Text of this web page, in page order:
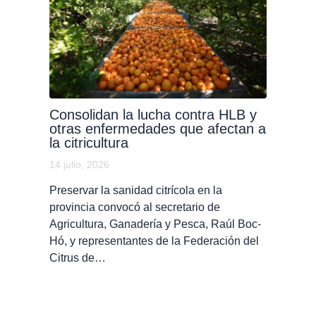
Consolidan la lucha contra HLB y
otras enfermedades que afectan a
la citricultura
14 julio, 2026
Preservar la sanidad citrícola en la
provincia convocó al secretario de
Agricultura, Ganadería y Pesca, Raúl Boc-
Hó, y representantes de la Federación del
Citrus de…